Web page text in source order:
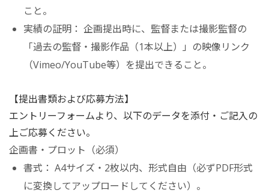
こと。
実績の証明： 企画提出時に、監督または撮影監督の
「過去の監督・撮影作品（1本以上）」の映像リンク
（Vimeo/YouTube等）を提出できること。
【提出書類および応募方法】
エントリーフォームより、以下のデータを添付・ご記入の
上ご応募ください。
企画書・プロット（必須）
書式： A4サイズ・2枚以内、形式自由（必ずPDF形式
に変換してアップロードしてください）。